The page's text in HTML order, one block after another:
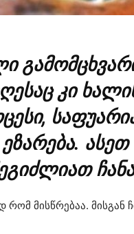
კი
მისწრებაა. მისგან